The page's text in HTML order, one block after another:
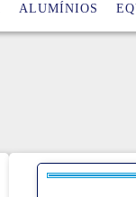
ALUMÍNIOS